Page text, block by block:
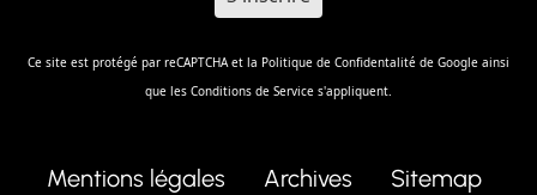
Ce site est protégé par reCAPTCHA et la Politique de Confidentalité de Google ainsi
que les Conditions de Service s'appliquent.
Mentions légales Archives
Sitemap